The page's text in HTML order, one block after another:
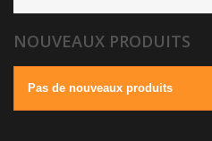
NOUVEAUX PRODUITS
Pas de nouveaux produits